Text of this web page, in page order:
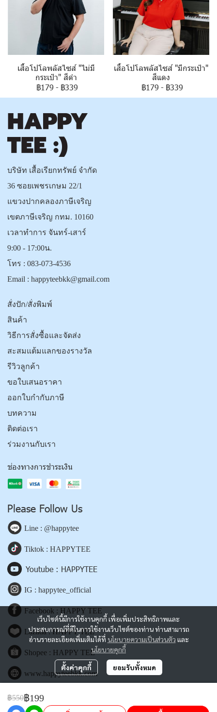
เสื้อโปโลพลัสไซส์ "ไม่มี
กระเป๋า" สีดำ
฿179 - ฿339
เสื้อโปโลพลัสไซส์ "มีกระเป๋า"
สีแดง
฿179 - ฿339
฿550฿199
เว็บไซต์นี้มีการใช้งานคุกกี้ เพื่อเพิ่มประสิทธิภาพและ
ประสบการณ์ที่ดีในการใช้งานเว็บไซต์ของท่าน ท่านสามารถ
อ่านรายละเอียดเพิ่มเติมได้ที่ นโยบายความเป็นส่วนตัว และ
นโยบายคุกกี้
ตั้งค่าคุกกี้ ยอมรับทั้งหมด
บริษัท เสื้อเรียกทรัพย์ จำกัด
36 ซอยเพชรเกษม 22/1
แขวงปากคลองภาษีเจริญ
เขตภาษีเจริญ กทม. 10160
เวลาทำการ จันทร์-เสาร์
9:00 - 17:00น.
โทร : 083-073-4536
Email : happyteebkk@gmail.com
สั่งปัก/สั่งพิมพ์
สินค้า
วิธีการสั่งซื้อและจัดส่ง
สะสมแต้มแลกของรางวัล
รีวิวลูกค้า
ขอใบเสนอราคา
ออกใบกำกับภาษี
บทความ
ติดต่อเรา
ร่วมงานกับเรา
ช่องทางการชำระเงิน
Please Follow Us
Line : @happytee
Tiktok : HAPPYTEE
Youtube : HAPPYTEE
IG : happytee_official
Facebook : HAPPY TEE
Lazada : HAPPY TEE
Shopee : HAPPY TEE
www.happyteebkk.com
Copyright | All Rights Reserved | Powered by happyteebkk.com